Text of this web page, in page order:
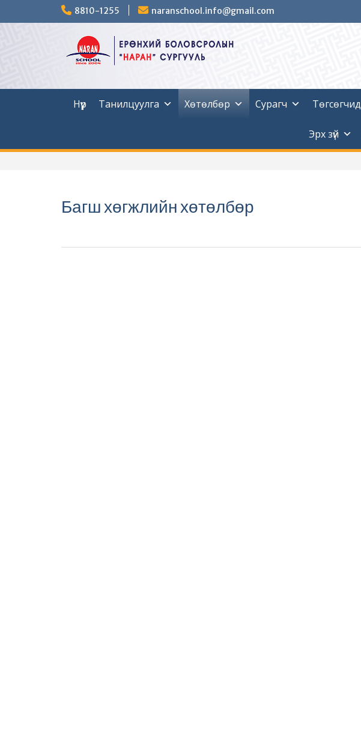
8810-1255
naranschool.info@gmail.com
Нүүр Танилцуулга Хөтөлбөр Сурагч Төгсөгчид
Эрх зүй
Багш хөгжлийн хөтөлбөр